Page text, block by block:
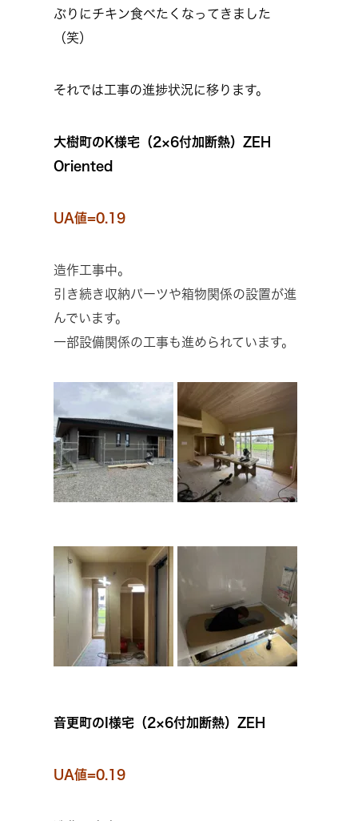
ぶりにチキン食べたくなってきました
（笑）
それでは工事の進捗状況に移ります。
大樹町のK様宅（2×6付加断熱）ZEH
Oriented
UA値=0.19
造作工事中。
引き続き収納パーツや箱物関係の設置が進
んでいます。
一部設備関係の工事も進められています。
音更町のI様宅（2×6付加断熱）ZEH
UA値=0.19